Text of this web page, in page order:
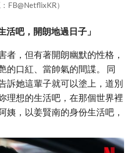
：FB@NetflixKR）
活吧，開朗地過日子」
者，但有著開朗幽默的性格，
的口紅、當帥氣的間諜。 同
訴她這輩子就可以塗上，道別
理想的生活吧，在那個世界裡
姨，以姜賢南的身份生活吧，